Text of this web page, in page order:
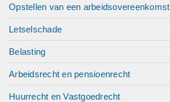
Opstellen van een arbeidsovereenkomst
Letselschade
Belasting
Arbeidsrecht en pensioenrecht
Huurrecht en Vastgoedrecht